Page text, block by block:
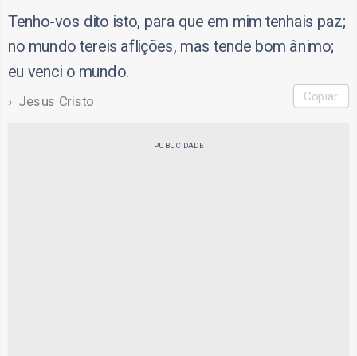
Tenho-vos dito isto, para que em mim tenhais paz;
no mundo tereis aflições, mas tende bom ânimo;
eu venci o mundo.
Jesus Cristo Copiar
PUBLICIDADE